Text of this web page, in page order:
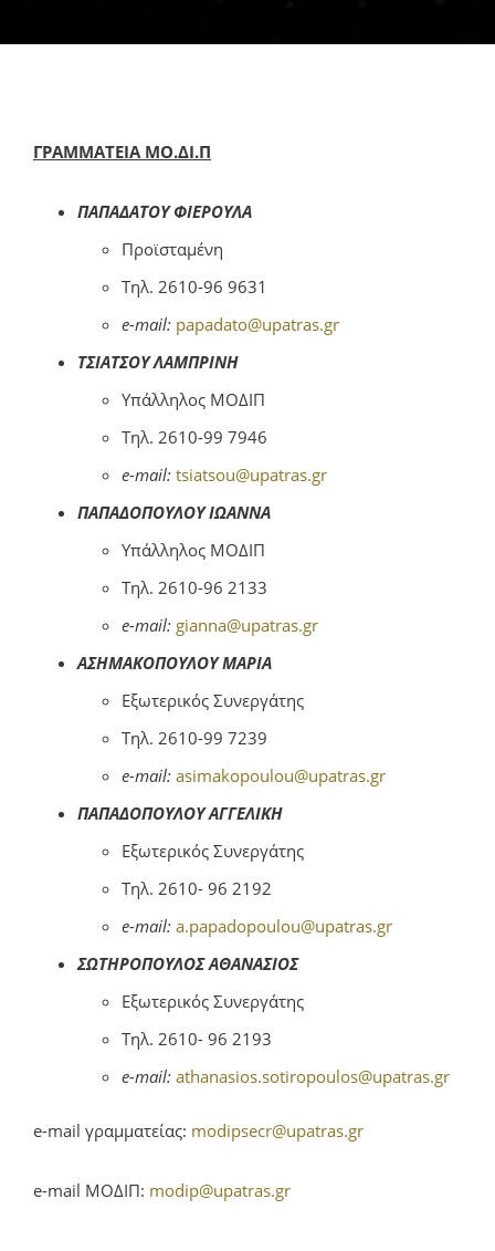
ΓΡΑΜΜΑΤΕΙΑ ΜΟ.ΔΙ.Π
ΠΑΠΑΔΑΤΟΥ ΦΙEΡΟΥΛΑ
Προϊσταμένη
Τηλ. 2610-96 9631
e-mail: papadato@upatras.gr
ΤΣΙΑΤΣΟΥ ΛΑΜΠΡΙΝΗ
Υπάλληλος ΜΟΔΙΠ
Τηλ. 2610-99 7946
e-mail: tsiatsou@upatras.gr
ΠΑΠΑΔΟΠΟΥΛΟΥ ΙΩΑΝΝΑ
Υπάλληλος ΜΟΔΙΠ
Τηλ. 2610-96 2133
e-mail: gianna@upatras.gr
ΑΣΗΜΑΚΟΠΟΥΛΟΥ ΜΑΡΙΑ
Εξωτερικός Συνεργάτης
Τηλ. 2610-99 7239
e-mail: asimakopoulou@upatras.gr
ΠΑΠΑΔΟΠΟΥΛΟΥ ΑΓΓΕΛΙΚΗ
Εξωτερικός Συνεργάτης
Τηλ. 2610- 96 2192
e-mail: a.papadopoulou@upatras.gr
ΣΩΤΗΡΟΠΟΥΛΟΣ ΑΘΑΝΑΣΙΟΣ
Εξωτερικός Συνεργάτης
Τηλ. 2610- 96 2193
e-mail: athanasios.sotiropoulos@upatras.gr
e-mail γραμματείας: modipsecr@upatras.gr
e-mail ΜΟΔΙΠ: modip@upatras.gr